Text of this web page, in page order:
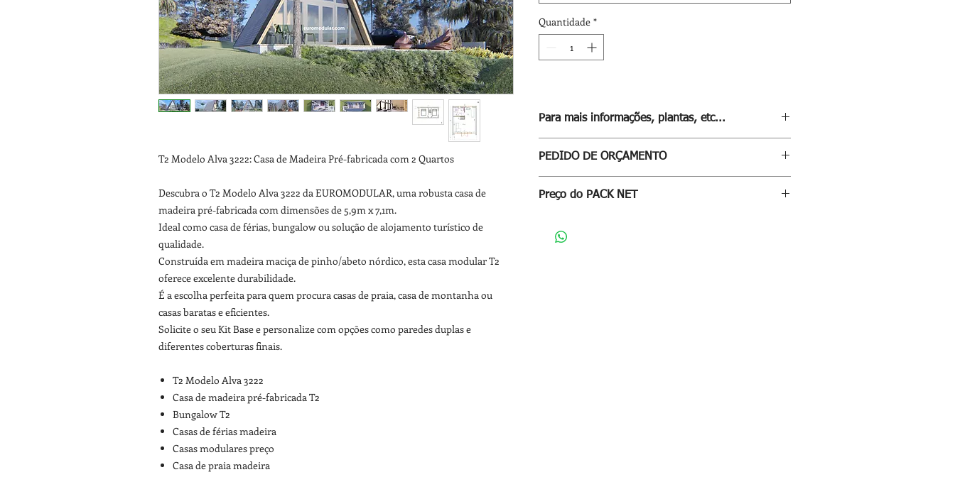
T2 Modelo Alva 3222: Casa de Madeira Pré-fabricada com 2 Quartos
Descubra o T2 Modelo Alva 3222 da EUROMODULAR, uma robusta casa de
madeira pré-fabricada com dimensões de 5,9m x 7,1m.
Ideal como casa de férias, bungalow ou solução de alojamento turístico de
qualidade.
Construída em madeira maciça de pinho/abeto nórdico, esta casa modular T2
oferece excelente durabilidade.
É a escolha perfeita para quem procura casas de praia, casa de montanha ou
casas baratas e eficientes.
Solicite o seu Kit Base e personalize com opções como paredes duplas e
diferentes coberturas finais.
T2 Modelo Alva 3222
Casa de madeira pré-fabricada T2
Bungalow T2
Casas de férias madeira
Casas modulares preço
Casa de praia madeira
Quantidade *
Para mais informações, plantas, etc...
sobre esteLINK
PEDIDO DE ORÇAMENTO
através desteLINK
Preço do PACK NET
Palete(s) com as seguintes dimensões 6m x 1m x 1m)